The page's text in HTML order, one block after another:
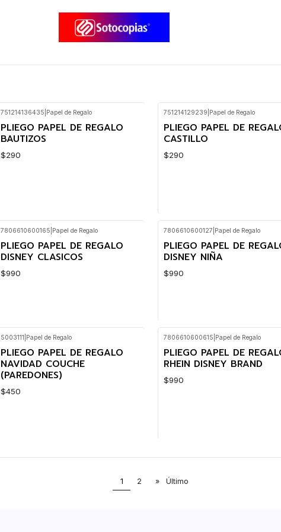
751214136435 Papel de Regalo
PLIEGO PAPEL DE REGALO
BAUTIZOS
$290
751214129239 Papel de Regalo
PLIEGO PAPEL DE
CASTILLO
$290
7806610600165 Papel de Regalo
PLIEGO PAPEL DE REGALO
DISNEY CLASICOS
$990
7806610600127 Papel de Regalo
PLIEGO PAPEL DE
DISNEY NIÑA
$990
5003111 Papel de Regalo
PLIEGO PAPEL DE REGALO
NAVIDAD COUCHE
(PAREDONES)
$450
7806610600615 Papel de Regalo
PLIEGO PAPEL DE
RHEIN DISNEY BRAND
$990
1
2 » Último